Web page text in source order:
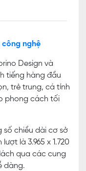
công nghệ
Design và
tiếng hàng đầu
trẻ trung, cá tính
phong cách tối
số chiều dài cơ sở
là 3.965 x 1.720
qua các cung
dàng.